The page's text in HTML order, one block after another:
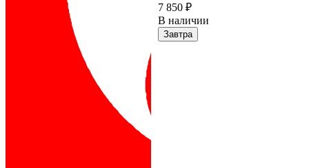
7 850 ₽
В наличии
Завтра